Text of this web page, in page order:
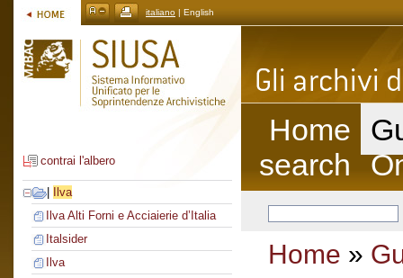
italiano | English
contrai l'albero
Ilva
Ilva Alti Forni e Acciaierie d’Italia
Italsider
Ilva
Home
search
Home »